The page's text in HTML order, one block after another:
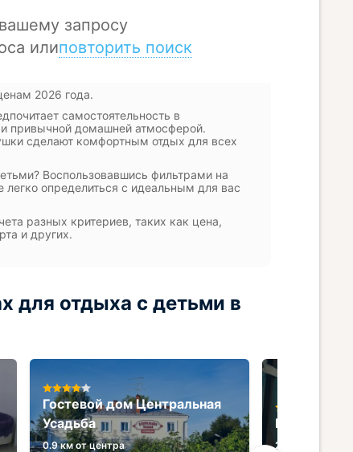
2026 года.
самостоятельность в
привычной домашней атмосферой.
сделают комфортным отдых для всех
Воспользовавшись фильтрами на
определиться с идеальным для вас
разных критериев, таких как цена,
и других.
для отдыха с детьми в
Гостевой дом Центральная
Усадьба
0.9 км от центра
Гостевой
2.2 км от